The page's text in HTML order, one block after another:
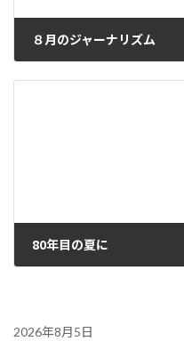
８月のジャーナリズム
80年目の夏に
2026年8月5日